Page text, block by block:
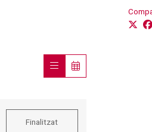
Finalitzat